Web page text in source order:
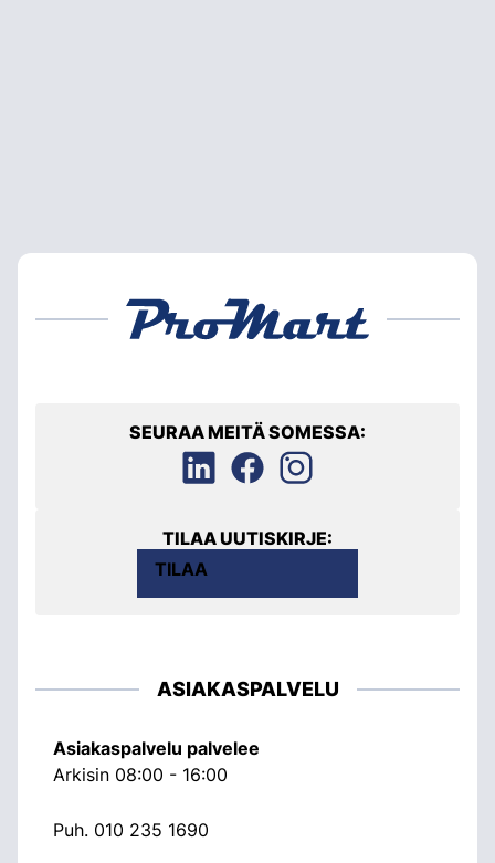
SEURAA MEITÄ SOMESSA:
TILAA UUTISKIRJE:
TILAA
ASIAKASPALVELU
Asiakaspalvelu palvelee
Arkisin 08:00 - 16:00
Puh. 010 235 1690